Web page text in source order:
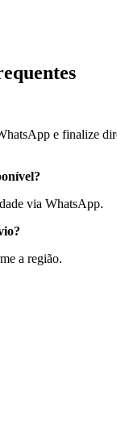
e finalize
via WhatsApp.
a região.